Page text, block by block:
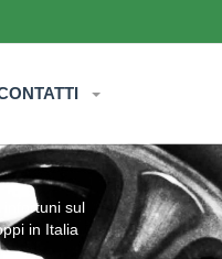
sul
in Italia